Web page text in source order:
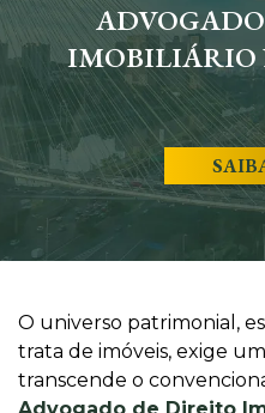
IMOBILIÁRIO
O universo patrimonial,
trata de imóveis, exige
transcende o